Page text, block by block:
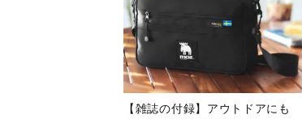
【雑誌の付録】アウトドアにも